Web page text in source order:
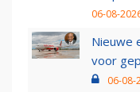
06-08-
Nieuwe
voor
06-08-